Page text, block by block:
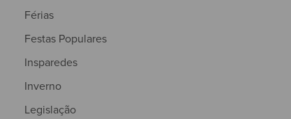
Férias
Festas Populares
Insparedes
Inverno
Legislação